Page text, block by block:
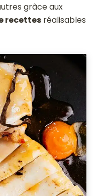
grâce aux
recettes réalisables